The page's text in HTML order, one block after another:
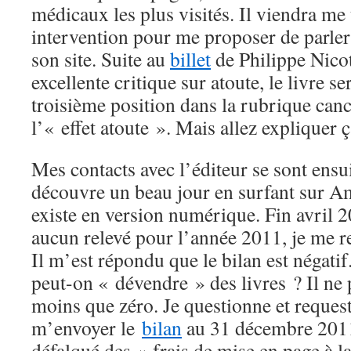
médicaux les plus visités. Il viendra
intervention pour me proposer de
son site. Suite au billetde Philippe
excellente critique sur atoute, le livre
troisième position dans la rubrique
l’« effet atoute ». Mais allez
Mes contacts avec l’éditeur se sont
découvre un beau jour en surfant sur
existe en version numérique. Fin avril
aucun relevé pour l’année 2011, je me
Il m’est répondu que le bilan est
peut-on « dévendre » des livres ? Il ne
moins que zéro. Je questionne et
m’envoyer le bilan au 31 décembre